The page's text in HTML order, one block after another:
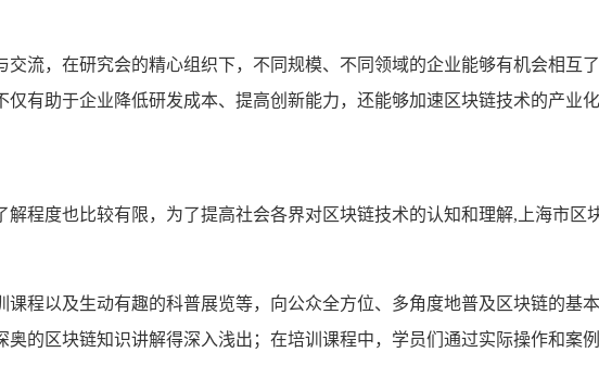
流，在研究会的精心组织下，不同规模、不同领域的企业能够有机会相互
有助于企业降低研发成本、提高创新能力，还能够加速区块链技术的产业
程度也比较有限，为了提高社会各界对区块链技术的认知和理解,上海市区
程以及生动有趣的科普展览等，向公众全方位、多角度地普及区块链的基
的区块链知识讲解得深入浅出；在培训课程中，学员们通过实际操作和案